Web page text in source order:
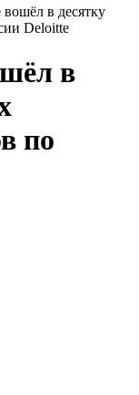
в десятку
Deloitte
в
по